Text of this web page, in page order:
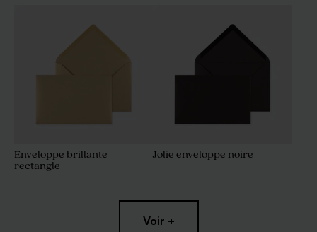
Enveloppe brillante
rectangle
Jolie enveloppe noire
Voir +